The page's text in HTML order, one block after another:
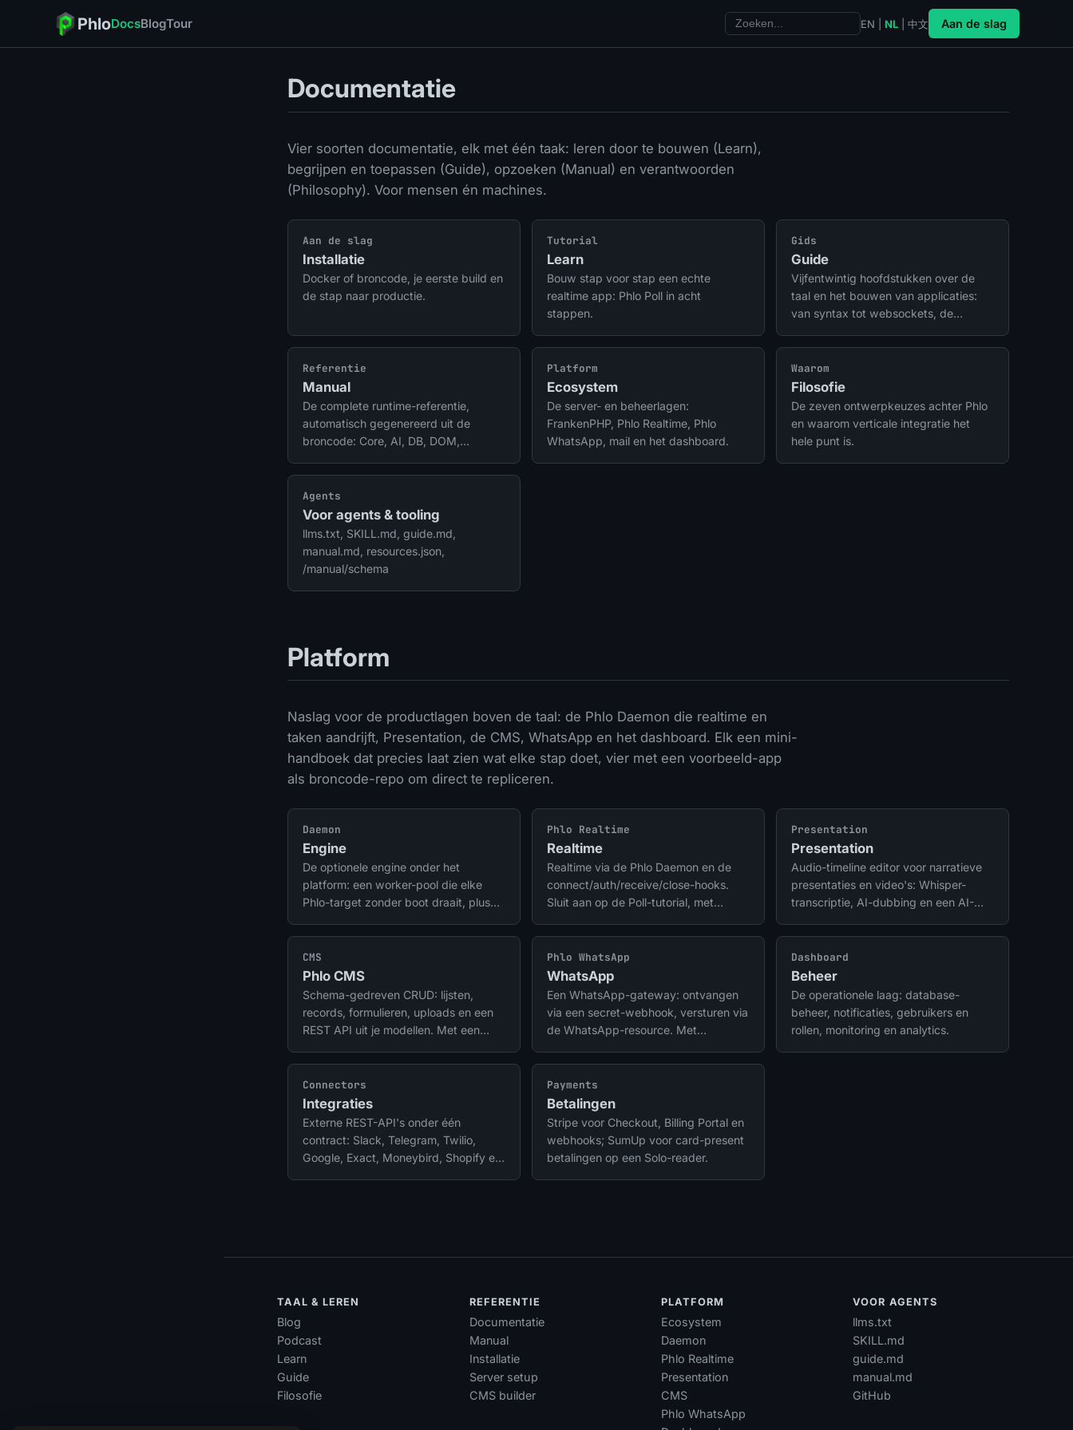
PhloDocsBlogTour EN NL| 中文 Aan de slag
Documentatie
Vier soorten documentatie, elk met één taak: leren door te bouwen (Learn),
begrijpen en toepassen (Guide), opzoeken (Manual) en verantwoorden
(Philosophy). Voor mensen én machines.
Aan de slag
Installatie
Docker of broncode, je eerste build en
de stap naar productie.
Tutorial
Learn
Bouw stap voor stap een echte
realtime app: Phlo Poll in acht
stappen.
Gids
Guide
Vijfentwintig hoofdstukken over de
taal en het bouwen van applicaties:
van syntax tot websockets, de
deployment, mobiele apps en
integraties.
Referentie
Manual
De complete runtime-referentie,
automatisch gegenereerd uit de
broncode: Core, AI, DB, DOM,
security.
Platform
Ecosystem
De server- en beheerlagen:
FrankenPHP, Phlo Realtime, Phlo
WhatsApp, mail en het dashboard.
Waarom
Filosofie
De zeven ontwerpkeuzes achter Phlo
en waarom verticale integratie het
hele punt is.
Agents
Voor agents & tooling
llms.txt, SKILL.md, guide.md,
manual.md, resources.json,
/manual/schema
Platform
Naslag voor de productlagen boven de taal: de Phlo Daemon die realtime en
taken aandrijft, Presentation, de CMS, WhatsApp en het dashboard. Elk een mini-
handboek dat precies laat zien wat elke stap doet, vier met een voorbeeld-app
als broncode-repo om direct te repliceren.
Daemon
Engine
De optionele engine onder het
platform: een worker-pool die elke
Phlo-target zonder boot draait, plus
taken draaien erop.
Phlo Realtime
Realtime
Realtime via de Phlo Daemon en de
connect/auth/receive/close-hooks.
Sluit aan op de Poll-tutorial, met
Presentation
Presentation
Audio-timeline editor voor narratieve
presentaties en video's: Whisper-
transcriptie, AI-dubbing en een AI-
CMS
Phlo CMS
Schema-gedreven CRUD: lijsten,
records, formulieren, uploads en een
REST API uit je modellen. Met een
Phlo WhatsApp
WhatsApp
Een WhatsApp-gateway: ontvangen
via een secret-webhook, versturen via
de WhatsApp-resource. Met
Dashboard
Beheer
De operationele laag: database-
beheer, notificaties, gebruikers en
rollen, monitoring en analytics.
Connectors
Integraties
Externe REST-API's onder één
contract: Slack, Telegram, Twilio,
Google, Exact, Moneybird, Shopify en
Payments
Betalingen
Stripe voor Checkout, Billing Portal en
webhooks; SumUp voor card-present
betalingen op een Solo-reader.
TAAL & LEREN
Blog
Podcast
Learn
Guide
Filosofie
REFERENTIE
Documentatie
Manual
Installatie
Server setup
CMS builder
PLATFORM
Ecosystem
Daemon
Phlo Realtime
Presentation
CMS
Phlo WhatsApp
VOOR AGENTS
llms.txt
SKILL.md
guide.md
manual.md
GitHub